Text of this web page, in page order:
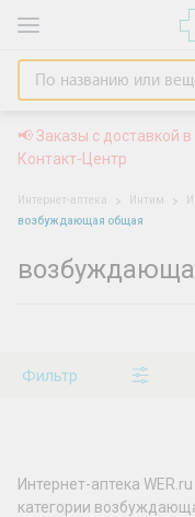
📢 Заказы с доставкой
Контакт-Центр
Интернет-аптека Интим
возбуждающая общая
Фильтр
Интернет-аптека
категории